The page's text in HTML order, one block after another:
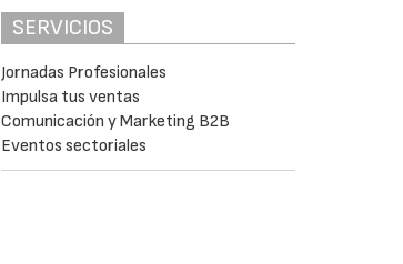
SERVICIOS
Jornadas Profesionales
Impulsa tus ventas
Comunicación y Marketing B2B
Eventos sectoriales